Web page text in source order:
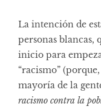
La intención de
personas blancas,
inicio para
“racismo”
mayoría de la
racismo contra la